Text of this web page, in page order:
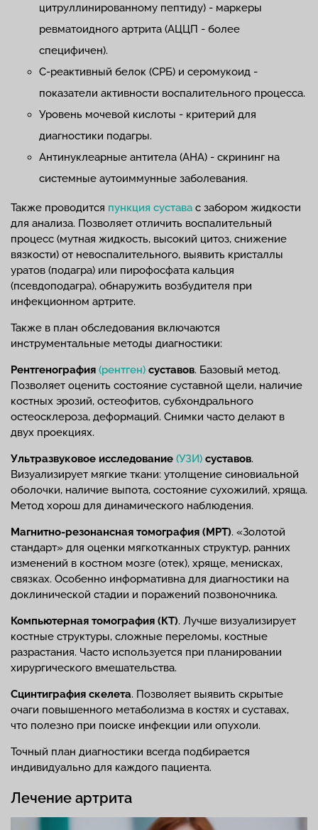
цитруллинированному пептиду) - маркеры
ревматоидного артрита (АЦЦП - более
специфичен).
С-реактивный белок (СРБ) и серомукоид -
показатели активности воспалительного процесса.
Уровень мочевой кислоты - критерий для
диагностики подагры.
Антинуклеарные антитела (АНА) - скрининг на
системные аутоиммунные заболевания.
Также проводится пункция сустава с забором жидкости
для анализа. Позволяет отличить воспалительный
процесс (мутная жидкость, высокий цитоз, снижение
вязкости) от невоспалительного, выявить кристаллы
уратов (подагра) или пирофосфата кальция
(псевдоподагра), обнаружить возбудителя при
инфекционном артрите.
Также в план обследования включаются
инструментальные методы диагностики:
Рентгенография (рентген) суставов. Базовый метод.
Позволяет оценить состояние суставной щели, наличие
костных эрозий, остеофитов, субхондрального
остеосклероза, деформаций. Снимки часто делают в
двух проекциях.
Ультразвуковое исследование (УЗИ) суставов.
Визуализирует мягкие ткани: утолщение синовиальной
оболочки, наличие выпота, состояние сухожилий, хряща.
Метод хорош для динамического наблюдения.
Магнитно-резонансная томография (МРТ). «Золотой
стандарт» для оценки мягкотканных структур, ранних
изменений в костном мозге (отек), хряще, менисках,
связках. Особенно информативна для диагностики на
доклинической стадии и поражений позвоночника.
Компьютерная томография (КТ). Лучше визуализирует
костные структуры, сложные переломы, костные
разрастания. Часто используется при планировании
хирургического вмешательства.
Сцинтиграфия скелета. Позволяет выявить скрытые
очаги повышенного метаболизма в костях и суставах,
что полезно при поиске инфекции или опухоли.
Точный план диагностики всегда подбирается
индивидуально для каждого пациента.
Лечение артрита